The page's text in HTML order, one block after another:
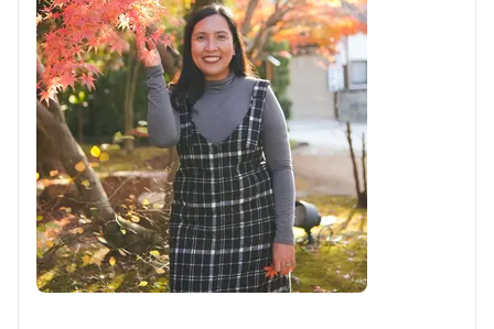
berbayar
(Biaya masuk fotografer, jika ada, ditanggung oleh
pelanggan.)
・Biaya transportasi ke lokasi pemotretan untuk
pelanggan
・Jika pelanggan ingin memotret di beberapa lokasi,
biaya transportasi fotografer saat berpindah antar
lokasi dalam waktu yang dipesan akan ditanggung